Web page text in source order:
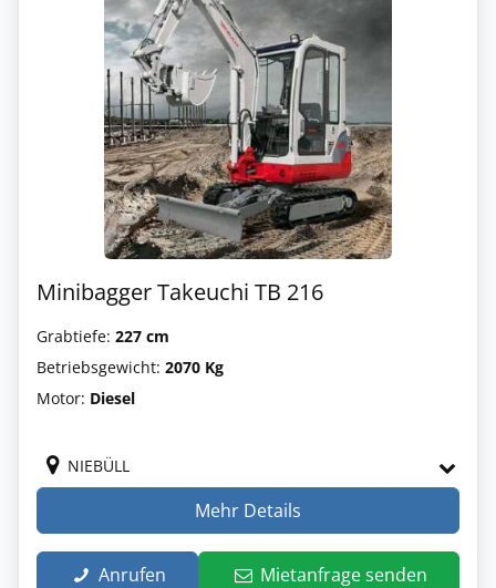
Minibagger Takeuchi TB 216
Grabtiefe: 227 cm
Betriebsgewicht: 2070 Kg
Motor: Diesel
NIEBÜLL
Mehr Details
Anrufen Mietanfrage senden